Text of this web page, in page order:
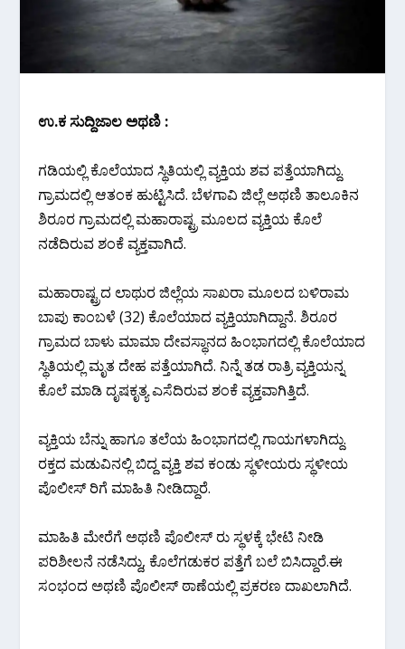
ಉ.ಕ ಸುದ್ದಿಜಾಲ ಅಥಣಿ :
ಗಡಿಯಲ್ಲಿ ಕೊಲೆಯಾದ ಸ್ಥಿತಿಯಲ್ಲಿ ವ್ಯಕ್ತಿಯ ಶವ ಪತ್ತೆಯಾಗಿದ್ದು.
ಗ್ರಾಮದಲ್ಲಿ ಆತಂಕ ಹುಟ್ಟಿಸಿದೆ. ಬೆಳಗಾವಿ ಜಿಲ್ಲೆ ಅಥಣಿ ತಾಲೂಕಿನ
ಶಿರೂರ ಗ್ರಾಮದಲ್ಲಿ ಮಹಾರಾಷ್ಟ್ರ ಮೂಲದ ವ್ಯಕ್ತಿಯ ಕೊಲೆ
ನಡೆದಿರುವ ಶಂಕೆ ವ್ಯಕ್ತವಾಗಿದೆ.
ಮಹಾರಾಷ್ಟ್ರದ ಲಾಥುರ ಜಿಲ್ಲೆಯ ಸಾಖರಾ ಮೂಲದ ಬಳಿರಾಮ
ಬಾಪು ಕಾಂಬಳೆ (32) ಕೊಲೆಯಾದ ವ್ಯಕ್ತಿಯಾಗಿದ್ದಾನೆ. ಶಿರೂರ
ಗ್ರಾಮದ ಬಾಳು ಮಾಮಾ ದೇವಸ್ಥಾನದ ಹಿಂಭಾಗದಲ್ಲಿ ಕೊಲೆಯಾದ
ಸ್ಥಿತಿಯಲ್ಲಿ ಮೃತ ದೇಹ ಪತ್ತೆಯಾಗಿದೆ. ನಿನ್ನೆ ತಡ ರಾತ್ರಿ ವ್ಯಕ್ತಿಯನ್ನ
ಕೊಲೆ ಮಾಡಿ ದೃಷಕೃತ್ಯ ಎಸೆದಿರುವ ಶಂಕೆ ವ್ಯಕ್ತವಾಗಿತ್ತಿದೆ.
ವ್ಯಕ್ತಿಯ ಬೆನ್ನು ಹಾಗೂ ತಲೆಯ ಹಿಂಭಾಗದಲ್ಲಿ ಗಾಯಗಳಾಗಿದ್ದು.
ರಕ್ತದ ಮಡುವಿನಲ್ಲಿ ಬಿದ್ದ ವ್ಯಕ್ತಿ ಶವ ಕಂಡು ಸ್ಥಳೀಯರು ಸ್ಥಳೀಯ
ಪೊಲೀಸ್ ರಿಗೆ ಮಾಹಿತಿ ನೀಡಿದ್ದಾರೆ.
ಮಾಹಿತಿ ಮೇರೆಗೆ ಅಥಣಿ ಪೊಲೀಸ್ ರು ಸ್ಥಳಕ್ಕೆ ಭೇಟಿ ನೀಡಿ
ಪರಿಶೀಲನೆ ನಡೆಸಿದ್ದು, ಕೊಲೆಗಡುಕರ ಪತ್ತೆಗೆ ಬಲೆ ಬಿಸಿದ್ದಾರೆ.ಈ
ಸಂಭಂದ ಅಥಣಿ ಪೊಲೀಸ್ ಠಾಣೆಯಲ್ಲಿ ಪ್ರಕರಣ ದಾಖಲಾಗಿದೆ.